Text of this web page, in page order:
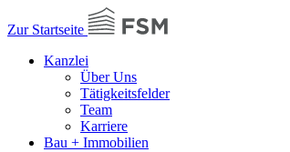
Zur Startseite
Kanzlei
Über Uns
Tätigkeitsfelder
Team
Karriere
Bau + Immobilien